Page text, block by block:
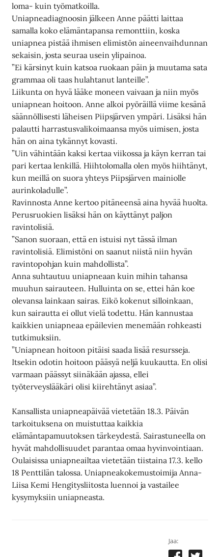
loma- kuin työmatkoilla.
Uniapneadiagnoosin jälkeen Anne päätti laittaa
samalla koko elämäntapansa remonttiin, koska
uniapnea pistää ihmisen elimistön aineenvaihdunnan
sekaisin, josta seuraa usein ylipainoa.
”Ei kärsinyt kuin katsoa ruokaan päin ja muutama sata
grammaa oli taas hulahtanut lanteille”.
Liikunta on hyvä lääke moneen vaivaan ja niin myös
uniapnean hoitoon. Anne alkoi pyöräillä viime kesänä
säännöllisesti läheisen Piipsjärven ympäri. Lisäksi hän
palautti harrastusvalikoimaansa myös uimisen, josta
hän on aina tykännyt kovasti.
”Uin vähintään kaksi kertaa viikossa ja käyn kerran tai
pari kertaa lenkillä. Hiihtolomalla olen myös hiihtänyt,
kun meillä on suora yhteys Piipsjärven mainiolle
aurinkoladulle”.
Ravinnosta Anne kertoo pitäneensä aina hyvää huolta.
Perusruokien lisäksi hän on käyttänyt paljon
ravintolisiä.
”Sanon suoraan, että en istuisi nyt tässä ilman
ravintolisiä. Elimistöni on saanut niistä niin hyvän
ravintopohjan kuin mahdollista”.
Anna suhtautuu uniapneaan kuin mihin tahansa
muuhun sairauteen. Hulluinta on se, ettei hän koe
olevansa lainkaan sairas. Eikö kokenut silloinkaan,
kun sairautta ei ollut vielä todettu. Hän kannustaa
kaikkien uniapneaa epäilevien menemään rohkeasti
tutkimuksiin.
”Uniapnean hoitoon pitäisi saada lisää resursseja.
Itsekin odotin hoitoon pääsyä neljä kuukautta. En olisi
varmaan päässyt siinäkään ajassa, ellei
työterveyslääkäri olisi kiirehtänyt asiaa”.
Kansallista uniapneapäivää vietetään 18.3. Päivän
tarkoituksena on muistuttaa kaikkia
elämäntapamuutoksen tärkeydestä. Sairastuneella on
hyvät mahdollisuudet parantaa omaa hyvinvointiaan.
Oulaisissa uniapneailtaa vietetään tiistaina 17.3. kello
18 Penttilän talossa. Uniapneakokemustoimija Anna-
Liisa Kemi Hengitysliitosta luennoi ja vastailee
kysymyksiin uniapneasta.
Jaa: